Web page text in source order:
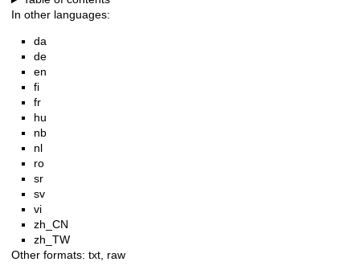
In other languages:
da
de
en
fi
fr
hu
nb
nl
ro
sr
sv
vi
zh_CN
zh_TW
Other formats: txt, raw